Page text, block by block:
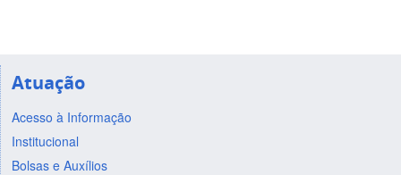
Atuação
Acesso à Informação
Institucional
Bolsas e Auxílios